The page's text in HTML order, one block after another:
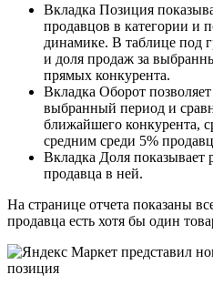
Вкладка Позиция
продавцов в категории и
динамике. В таблице под
и доля продаж за
прямых конкурента.
Вкладка Оборот
выбранный период и
ближайшего конкурента,
средним среди 5%
Вкладка Доля показывает
продавца в ней.
На странице отчета показаны
продавца есть хотя бы один